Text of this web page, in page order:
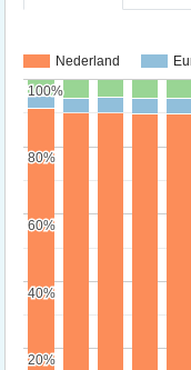
Nederland
20%
20%
40%
40%
60%
60%
80%
80%
100%
100%